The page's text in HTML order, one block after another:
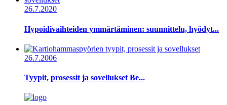
26.7.2020
Hypoidivaihteiden ymmärtäminen: suunnittelu, hyödyt...
26.7.2006
Tyypit, prosessit ja sovellukset Be...